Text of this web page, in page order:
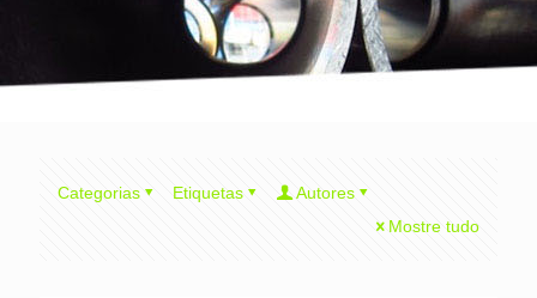
Categorias Etiquetas
Autores
Mostre tudo